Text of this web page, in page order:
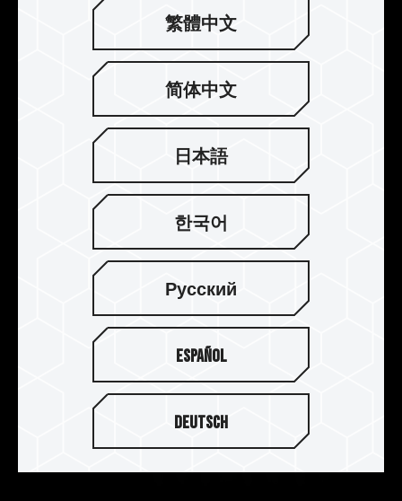
十铨专利 特殊油墨
利用特殊油墨与印刷制程，经过高温环境严苛测
试，油墨仍完好无缺，电子竞技的风格设计吸睛抢
眼，让玩家们热血沸腾。
繁體中文
简体中文
日本語
한국어
Русский
Español
Deutsch